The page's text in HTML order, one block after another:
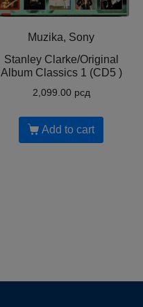
Muzika, Sony
Stanley Clarke/Original
Album Classics 1 (CD5 )
2,099.00 рсд
Add to cart